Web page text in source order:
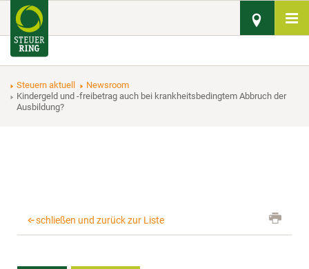
Steuern aktuell
Newsroom
Kindergeld und -freibetrag auch bei krankheitsbedingtem Abbruch der
Ausbildung?
schließen und zurück zur Liste